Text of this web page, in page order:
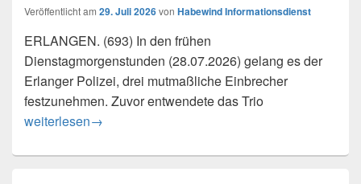
Veröffentlicht am 29. Juli 2026von Habewind Informationsdienst
ERLANGEN. (693) In den frühen
Dienstagmorgenstunden (28.07.2026) gelang es der
Erlanger Polizei, drei mutmaßliche Einbrecher
festzunehmen. Zuvor entwendete das Trio
Drei mutmaßliche Einbrecher festgenommen
weiterlesen→